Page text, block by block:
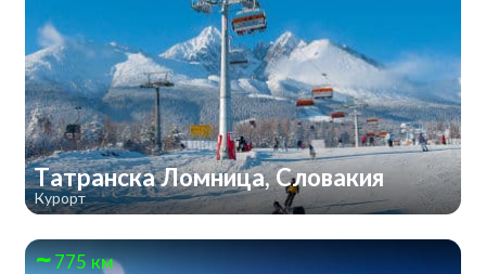
Татранска Ломница, Словакия
Курорт
775 км